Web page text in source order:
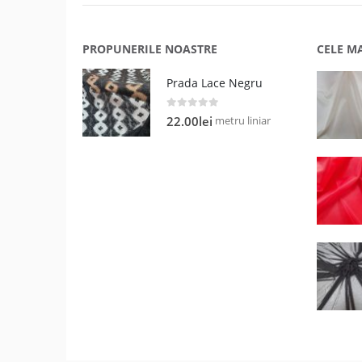
PROPUNERILE NOASTRE
Prada Lace Negru
0 out of 5
22.00lei metru liniar
CELE